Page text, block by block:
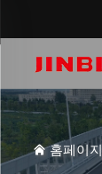
홈페이지